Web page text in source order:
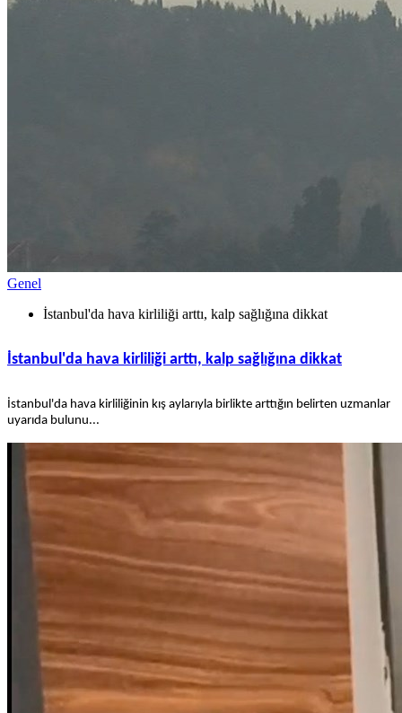
Genel
İstanbul'da hava kirliliği arttı, kalp sağlığına dikkat
İstanbul'da hava kirliliği arttı, kalp sağlığına dikkat
İstanbul'da hava kirliliğinin kış aylarıyla birlikte arttığın belirten uzmanlar
uyarıda bulunu...